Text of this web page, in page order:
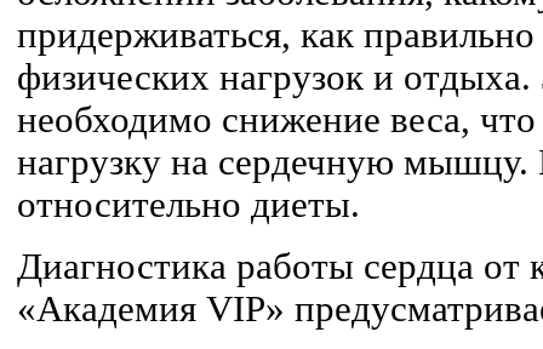
придерживаться, как
физических нагрузок и
необходимо снижение веса, что
нагрузку на сердечную мышцу.
относительно диеты.
Диагностика работы сердца от
«Академия VIP»